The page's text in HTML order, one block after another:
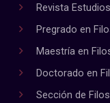
Revista
Pregrado en
Maestría en
Doctorado en
Sección de